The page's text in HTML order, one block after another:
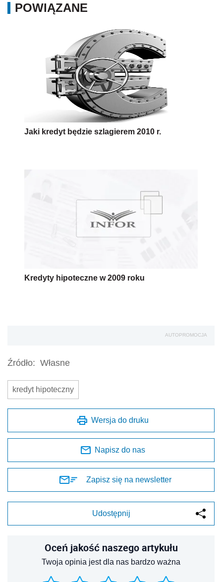
POWIĄZANE
Jaki kredyt będzie szlagierem 2010 r.
Kredyty hipoteczne w 2009 roku
AUTOPROMOCJA
Źródło: Własne
kredyt hipoteczny
Wersja do druku
Napisz do nas
Zapisz się na newsletter
Udostępnij
Oceń jakość naszego artykułu
Twoja opinia jest dla nas bardzo ważna